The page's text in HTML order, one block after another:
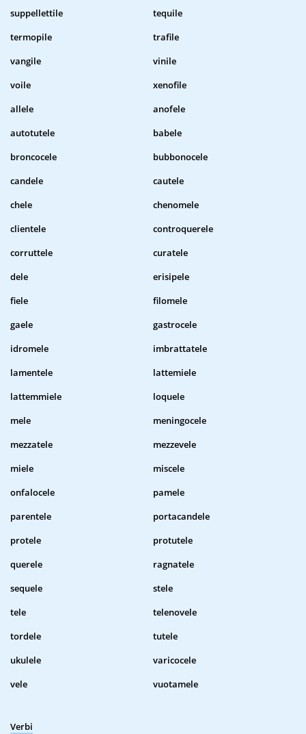
suppellettile
tequile
termopile
trafile
vangile
vinile
voile
xenofile
allele
anofele
autotutele
babele
broncocele
bubbonocele
candele
cautele
chele
chenomele
clientele
controquerele
corruttele
curatele
dele
erisipele
fiele
filomele
gaele
gastrocele
idromele
imbrattatele
lamentele
lattemiele
lattemmiele
loquele
mele
meningocele
mezzatele
mezzevele
miele
miscele
onfalocele
pamele
parentele
portacandele
protele
protutele
querele
ragnatele
sequele
stele
tele
telenovele
tordele
tutele
ukulele
varicocele
vele
vuotamele
Verbi